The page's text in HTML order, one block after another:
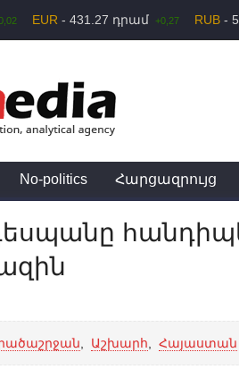
EUR - 431.27 դրամ +0,27 RUB -
No-politics Հարցազրույց
Աշխարհ Հայաստան